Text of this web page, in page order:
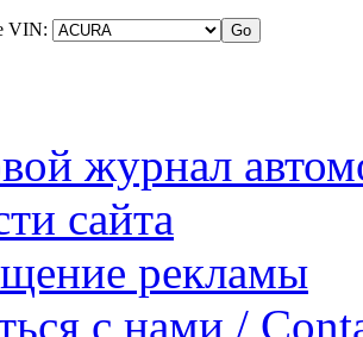
VIN:
журнал
сайта
рекламы
с нами /